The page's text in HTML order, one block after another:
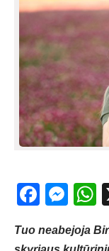
Tuo neabejoja